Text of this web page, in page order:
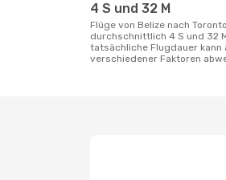
4 S und 32 M
Flüge von Belize nach Toronto dauern
durchschnittlich 4 S und 32
tatsächliche Flugdauer kann
verschiedener Faktoren